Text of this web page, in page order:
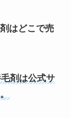
はどこで売
剤は公式サ